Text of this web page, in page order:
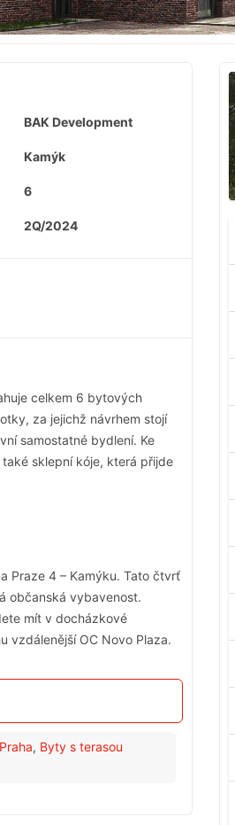
BAK Development
Kamýk
6
2Q/2024
celkem 6 bytových
za jejichž návrhem stojí
samostatné bydlení. Ke
sklepní kóje, která přijde
Praze 4 – Kamýku. Tato čtvrť
občanská vybavenost.
mít v docházkové
vzdálenější OC Novo Plaza.
, Byty s terasou